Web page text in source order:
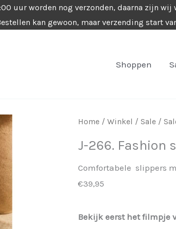
uur worden nog verzonden, daarna zijn
kan gewoon, maar verzending start
Shoppen
Home / Winkel / Sale /
J-266. Fashion
Comfortabele slippers
€39,95
Bekijk eerst het filmpje